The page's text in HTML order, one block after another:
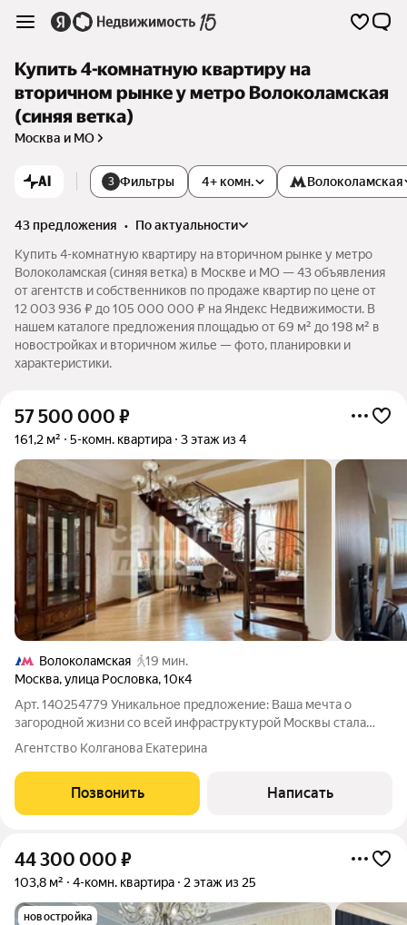
Купить 4-комнатную квартиру на
вторичном рынке у метро Волоколамская
(синяя ветка)
Москва и МО
AI 3 Фильтры 4+ комн. Волоколамская
43 предложения •
по актуальности
Купить 4-комнатную квартиру на вторичном рынке у метро
Волоколамская (синяя ветка) в Москве и МО — 43 объявления
от агентств и собственников по продаже квартир по цене от
12 003 936 ₽ до 105 000 000 ₽ на Яндекс Недвижимости. В
нашем каталоге предложения площадью от 69 м² до 198 м² в
новостройках и вторичном жилье — фото, планировки и
характеристики.
57 500 000 ₽
161,2 м² 5-комн. квартира 3 этаж из 4
Волоколамская
19 мин.
Москва,улица Рословка,10к4
Арт. 140254779 Уникальное предложение: Ваша мечта о
загородной жизни со всей инфраструктурой Москвы стала
реальностью! Представляем вашему вниманию эксклюзивную
квартиру, которая сочетает в себе простор и приватность
загородного дома с престижем и
Агентство Колганова Екатерина
Позвонить Написать
44 300 000 ₽
103,8 м² 4-комн. квартира 2 этаж из 25
новостройка